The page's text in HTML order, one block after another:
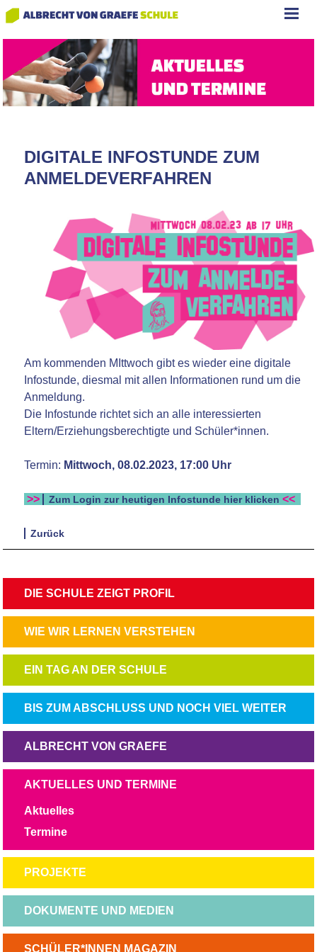
DIGITALE INFOSTUNDE ZUM
ANMELDEVERFAHREN
Am kommenden MIttwoch gibt es wieder eine digitale
Infostunde, diesmal mit allen Informationen rund um die
Anmeldung.
Die Infostunde richtet sich an alle interessierten
Eltern/Erziehungsberechtigte und Schüler*innen.
Termin: Mittwoch, 08.02.2023, 17:00 Uhr
>> Zum Login zur heutigen Infostunde hier klicken <<
Zurück
NAVIGATION
ÜBERSPRINGEN
DIE SCHULE ZEIGT PROFIL
NAVIGATION
ÜBERSPRINGEN
WIE WIR LERNEN VERSTEHEN
NAVIGATION
ÜBERSPRINGEN
EIN TAG AN DER SCHULE
NAVIGATION
ÜBERSPRINGEN
BIS ZUM ABSCHLUSS UND NOCH VIEL WEITER
NAVIGATION
ÜBERSPRINGEN
ALBRECHT VON GRAEFE
NAVIGATION
AKTUELLES UND TERMINE
Aktuelles
Termine
NAVIGATION
ÜBERSPRINGEN
PROJEKTE
NAVIGATION
ÜBERSPRINGEN
DOKUMENTE UND MEDIEN
NAVIGATION
SCHÜLER*INNEN MAGAZIN